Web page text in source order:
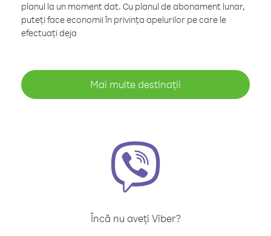
planul la un moment dat. Cu planul de abonament lunar,
puteți face economii în privința apelurilor pe care le
efectuați deja
Mai multe destinații
Încă nu aveți Viber?